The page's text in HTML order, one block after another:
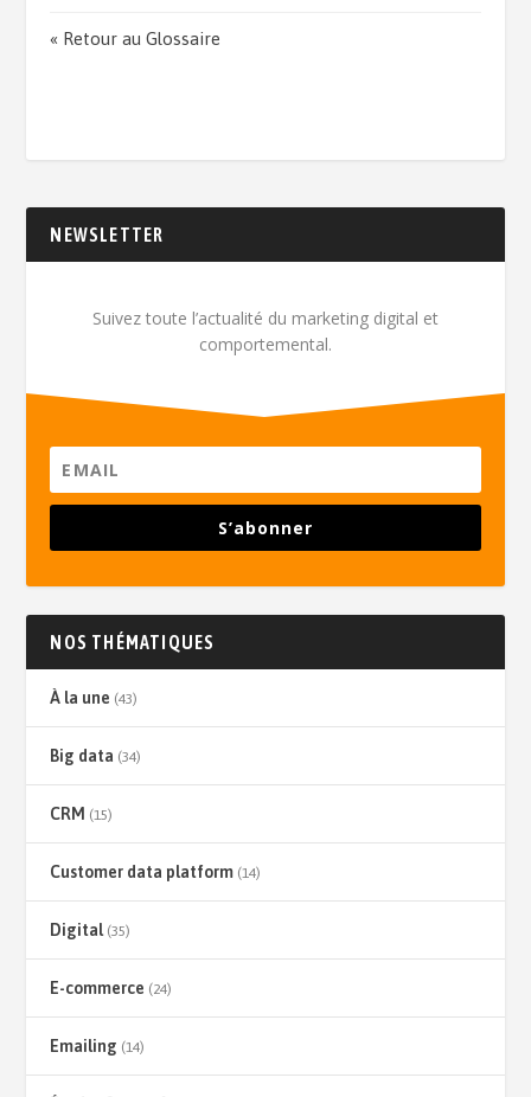
« Retour au Glossaire
NEWSLETTER
Suivez toute l’actualité du marketing digital et
comportemental.
S’abonner
NOS THÉMATIQUES
À la une (43)
Big data (34)
CRM (15)
Customer data platform (14)
Digital (35)
E-commerce (24)
Emailing (14)